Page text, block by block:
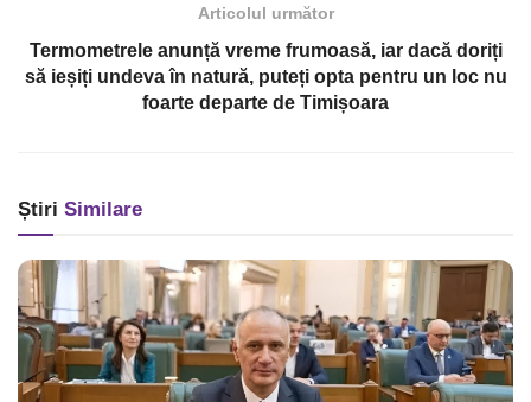
Articolul următor
Termometrele anunță vreme frumoasă, iar dacă doriți
să ieșiți undeva în natură, puteți opta pentru un loc nu
foarte departe de Timișoara
Știri Similare